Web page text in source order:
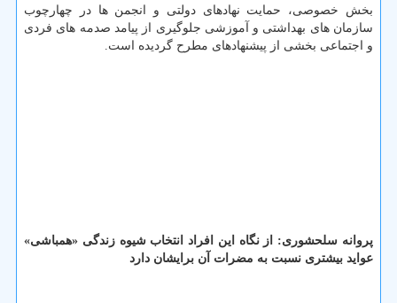
بخش خصوصی، حمایت نهادهای دولتی و انجمن ها در چهارچوب
سازمان های بهداشتی و آموزشی جلوگیری از پیامد صدمه های فردی
و اجتماعی بخشی از پیشنهادهای مطرح گردیده است.
پروانه سلحشوری:
از نگاه این افراد انتخاب شیوه زندگی «همباشی»
عواید بیشتری نسبت به مضرات آن برایشان دارد